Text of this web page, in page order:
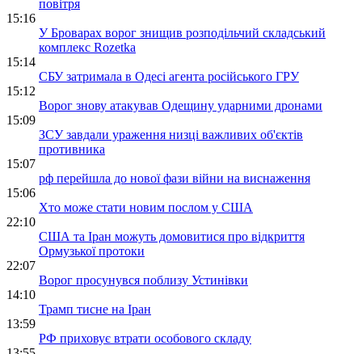
повітря
15:16
У Броварах ворог знищив розподільчий складський
комплекс Rozetka
15:14
СБУ затримала в Одесі агента російського ГРУ
15:12
Ворог знову атакував Одещину ударними дронами
15:09
ЗСУ завдали ураження низці важливих об'єктів
противника
15:07
рф перейшла до нової фази війни на виснаження
15:06
Хто може стати новим послом у США
22:10
США та Іран можуть домовитися про відкриття
Ормузької протоки
22:07
Ворог просунувся поблизу Устинівки
14:10
Трамп тисне на Іран
13:59
РФ приховує втрати особового складу